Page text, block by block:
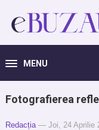
MENU
Fotografierea
Redacția — Joi, 24 Aprilie